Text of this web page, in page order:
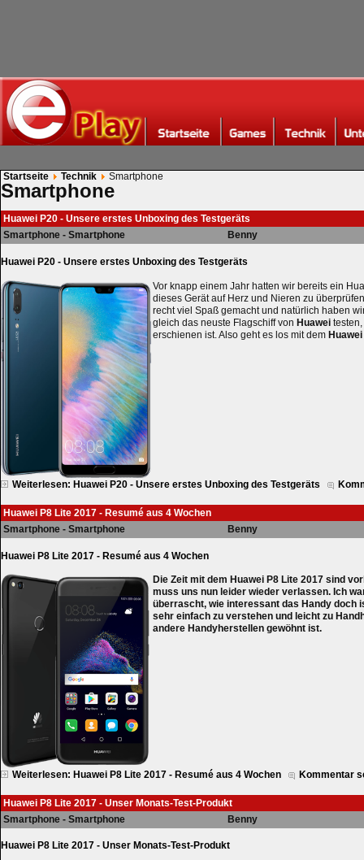
Startseite Technik Smartphone
Smartphone
Huawei P20 - Unsere erstes Unboxing des Testgeräts
Smartphone - Smartphone
Benny
Huawei P20 - Unsere erstes Unboxing des Testgeräts
Vor knapp einem Jahr hatten wir bereits ein
dieses Gerät auf Herz und Nieren zu
recht viel Spaß gemacht und natürlich haben
gleich das neuste Flagschiff von Huawei
erschienen ist. Also geht es los mit dem Huawei
Weiterlesen: Huawei P20 - Unsere erstes Unboxing des Testgeräts
Huawei P8 Lite 2017 - Resumé aus 4 Wochen
Smartphone - Smartphone
Benny
Huawei P8 Lite 2017 - Resumé aus 4 Wochen
Die Zeit mit dem Huawei P8 Lite 2017 sind
muss uns nun leider wieder verlassen. Ich
überrascht, wie interessant das Handy doch
sehr einfach zu verstehen und leicht zu
andere Handyherstellen gewöhnt ist.
Weiterlesen: Huawei P8 Lite 2017 - Resumé aus 4 Wochen Kommentar
Huawei P8 Lite 2017 - Unser Monats-Test-Produkt
Smartphone - Smartphone
Benny
Huawei P8 Lite 2017 - Unser Monats-Test-Produkt